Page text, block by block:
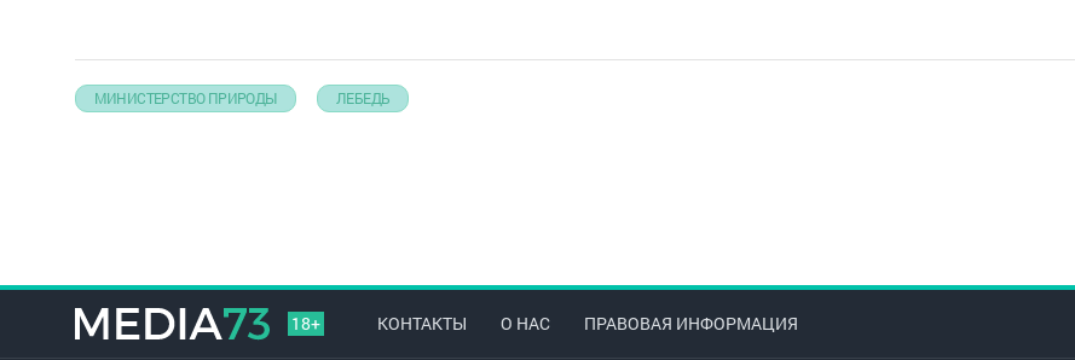
МИНИСТЕРСТВО ПРИРОДЫ ЛЕБЕДЬ
18+ КОНТАКТЫ О НАС ПРАВОВАЯ ИНФОРМАЦИЯ